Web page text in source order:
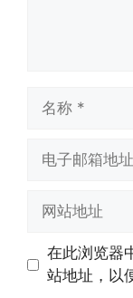
址
址
在此浏览器
站地址，以